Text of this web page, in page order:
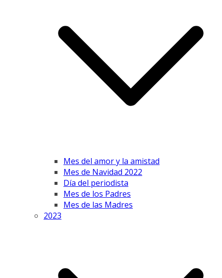
Mes del amor y la amistad
Mes de Navidad 2022
Día del periodista
Mes de los Padres
Mes de las Madres
2023